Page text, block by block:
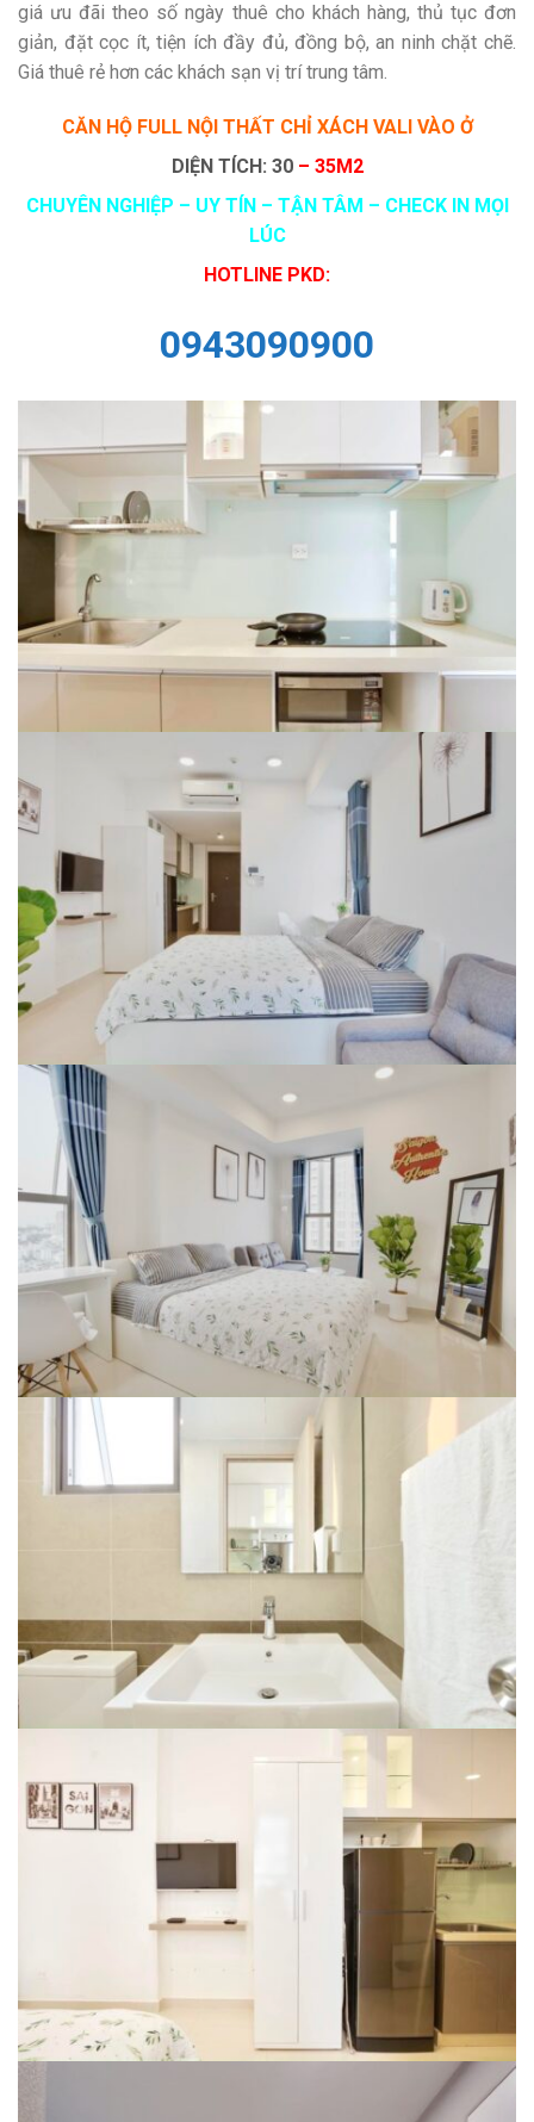
giá ưu đãi theo số ngày thuê cho khách hàng, thủ tục đơn
giản, đặt cọc ít, tiện ích đầy đủ, đồng bộ, an ninh chặt chẽ.
Giá thuê rẻ hơn các khách sạn vị trí trung tâm.
CĂN HỘ FULL NỘI THẤT CHỈ XÁCH VALI VÀO Ở
DIỆN TÍCH: 30– 35M2
CHUYÊN NGHIỆP – UY TÍN – TẬN TÂM – CHECK IN MỌI
LÚC
HOTLINE PKD:
0943090900